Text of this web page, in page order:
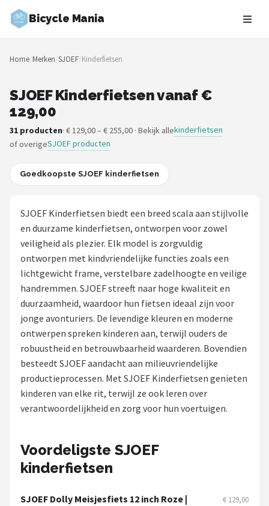
Bicycle Mania
Zoeken
NAVIGATIE
Merken
Blog
Fietsroutes
Stadsfietsen
Elektrische fietsen
Mountainbikes
Shop
POPULAIRE MERKEN
Basil
Volare
AXA
Home/Merken/SJOEF/Kinderfietsen
SJOEF Kinderfietsen vanaf €
129,00
31 producten· € 129,00 – € 255,00 · Bekijk allekinderfietsen
of overigeSJOEF producten
Goedkoopste SJOEF kinderfietsen
SJOEF Kinderfietsen biedt een breed scala aan stijlvolle
en duurzame kinderfietsen, ontworpen voor zowel
veiligheid als plezier. Elk model is zorgvuldig
ontworpen met kindvriendelijke functies zoals een
lichtgewicht frame, verstelbare zadelhoogte en veilige
handremmen. SJOEF streeft naar hoge kwaliteit en
duurzaamheid, waardoor hun fietsen ideaal zijn voor
jonge avonturiers. De levendige kleuren en moderne
ontwerpen spreken kinderen aan, terwijl ouders de
robuustheid en betrouwbaarheid waarderen. Bovendien
besteedt SJOEF aandacht aan milieuvriendelijke
productieprocessen. Met SJOEF Kinderfietsen genieten
kinderen van elke rit, terwijl ze ook leren over
verantwoordelijkheid en zorg voor hun voertuigen.
Voordeligste SJOEF
kinderfietsen
SJOEF Dolly Meisjesfiets 12 inch Roze |
€ 129,00